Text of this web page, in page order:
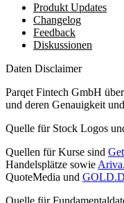
Produkt Updates
Changelog
Feedback
Diskussionen
Daten Disclaimer
Parqet Fintech GmbH
und deren Genauigkeit
Quelle für Stock Logos
Quellen für Kurse sind
Handelsplätze sowie
QuoteMedia und
Quelle für